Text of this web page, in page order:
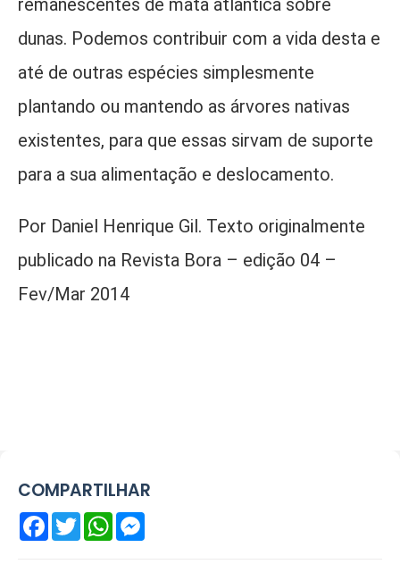
remanescentes de mata atlântica sobre
dunas. Podemos contribuir com a vida desta e
até de outras espécies simplesmente
plantando ou mantendo as árvores nativas
existentes, para que essas sirvam de suporte
para a sua alimentação e deslocamento.
Por Daniel Henrique Gil. Texto originalmente
publicado na Revista Bora – edição 04 –
Fev/Mar 2014
COMPARTILHAR
Facebook
TwitterWhatsApp